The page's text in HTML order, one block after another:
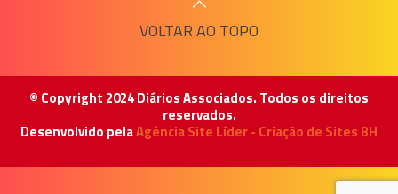
VOLTAR AO TOPO
© Copyright 2024 Diários Associados. Todos os direitos
reservados.
Desenvolvido pelaAgência Site Líder - Criação de Sites BH